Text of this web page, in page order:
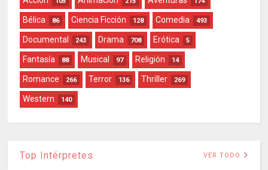
Bélica 86 Ciencia Ficción 128 Comedia 493
Documental 243 Drama 708 Erótica 5
Fantasía 88 Musical 97 Religión 14
Romance 266 Terror 136 Thriller 269
Western 140
Top Intérpretes VER TODO